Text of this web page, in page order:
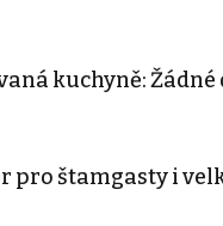
kuchyně:
pro štamgasty i